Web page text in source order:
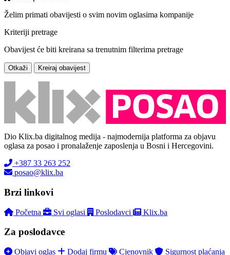
Želim primati obavijesti o svim novim oglasima kompanije
Kriteriji pretrage
Obavijest će biti kreirana sa trenutnim filterima pretrage
Otkaži Kreiraj obavijest
Dio Klix.ba digitalnog medija - najmodernija platforma za objavu
oglasa za posao i pronalaženje zaposlenja u Bosni i Hercegovini.
+387 33 263 252
posao@klix.ba
Brzi linkovi
Početna Svi oglasi Poslodavci Klix.ba
Za poslodavce
Objavi oglas Dodaj firmu Cjenovnik Sigurnost plaćanja